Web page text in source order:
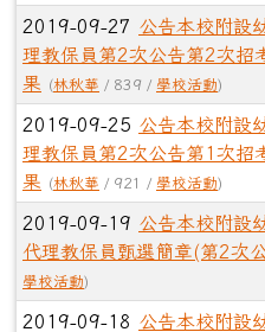
2019-09-27 公告本校附設
理教保員第2次公告第2次
果
(林秋華 / 839 / 學校活動)
2019-09-25 公告本校附設
理教保員第2次公告第1次
果
(林秋華 / 921 / 學校活動)
2019-09-19 公告本校附設
代理教保員甄選簡章(第2次
學校活動)
2019-09-18 公告本校附設